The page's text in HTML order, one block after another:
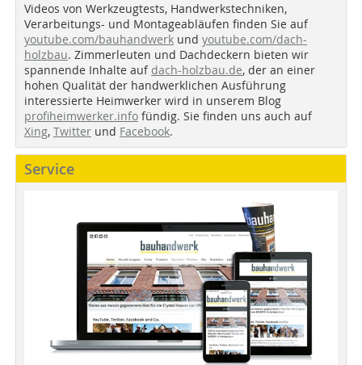
Videos von Werkzeugtests, Handwerkstechniken,
Verarbeitungs- und Montageabläufen finden Sie auf
youtube.com/bauhandwerk und youtube.com/dach-
holzbau. Zimmerleuten und Dachdeckern bieten wir
spannende Inhalte auf dach-holzbau.de, der an einer
hohen Qualität der handwerklichen Ausführung
interessierte Heimwerker wird in unserem Blog
profiheimwerker.info fündig. Sie finden uns auch auf
Xing, Twitter und Facebook.
Service